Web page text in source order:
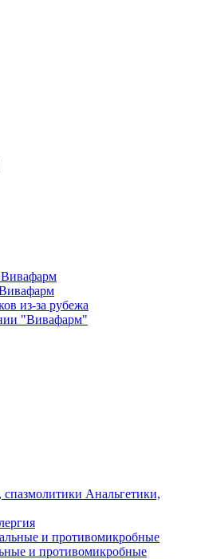
из-за рубежа
"Вивафарм"
Анальгетики,
и противомикробные